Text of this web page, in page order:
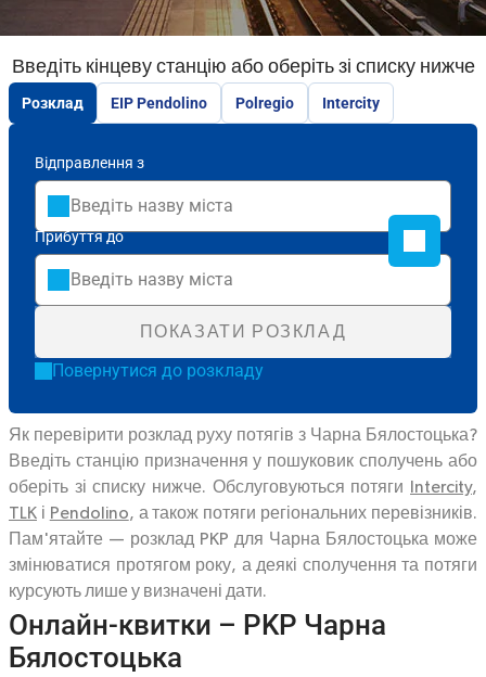
Введіть кінцеву станцію або оберіть зі списку нижче
Розклад EIP Pendolino Polregio Intercity
Відправлення з
Прибуття до
ПОКАЗАТИ РОЗКЛАД
Повернутися до розкладу
Як перевірити розклад руху потягів з Чарна Бялостоцька?
Введіть станцію призначення у пошуковик сполучень або
оберіть зі списку нижче. Обслуговуються потяги
Intercity,
TLK і Pendolino, а також потяги регіональних перевізників.
Пам'ятайте — розклад PKP для Чарна Бялостоцька може
змінюватися протягом року, а деякі сполучення та потяги
курсують лише у визначені дати.
Онлайн-квитки – PKP Чарна
Бялостоцька